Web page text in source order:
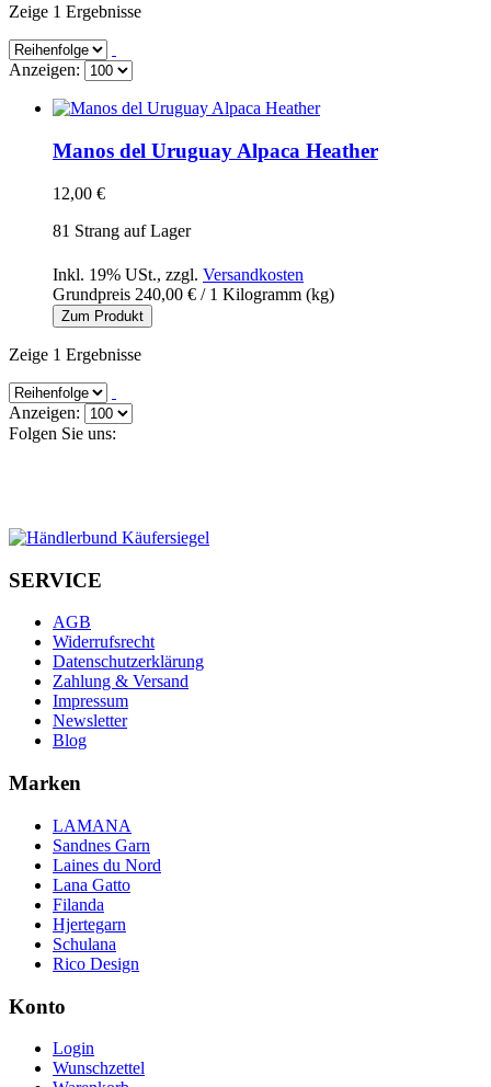
Zeige 1 Ergebnisse
Anzeigen:
Manos del Uruguay Alpaca Heather
12,00 €
81 Strang auf Lager
Inkl. 19% USt., zzgl. Versandkosten
Grundpreis 240,00 € / 1 Kilogramm (kg)
Zum Produkt
Zeige 1 Ergebnisse
Anzeigen:
Folgen Sie uns:
SERVICE
AGB
Widerrufsrecht
Datenschutzerklärung
Zahlung & Versand
Impressum
Newsletter
Blog
Marken
LAMANA
Sandnes Garn
Laines du Nord
Lana Gatto
Filanda
Hjertegarn
Schulana
Rico Design
Konto
Login
Wunschzettel